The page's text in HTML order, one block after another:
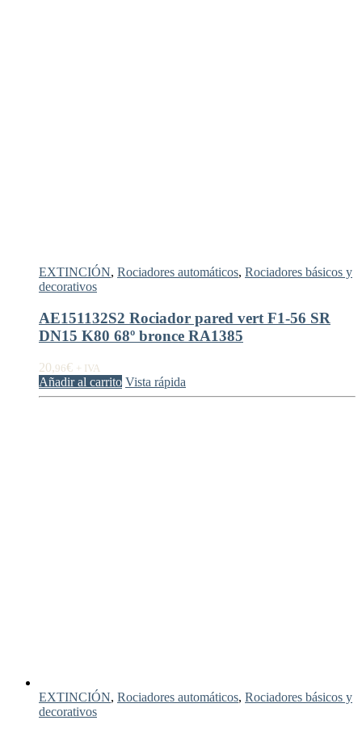
EXTINCIÓN, Rociadores automáticos, Rociadores básicos y
decorativos
AE151132S2 Rociador pared vert F1-56 SR
DN15 K80 68º bronce RA1385
20,96€ + IVA
Añadir al carrito Vista rápida
EXTINCIÓN, Rociadores automáticos, Rociadores básicos y
decorativos